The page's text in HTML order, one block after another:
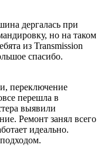
дергалась при
но на таком
из Transmission
спасибо.
переключение
перешла в
выявили
Ремонт занял всего
идеально.